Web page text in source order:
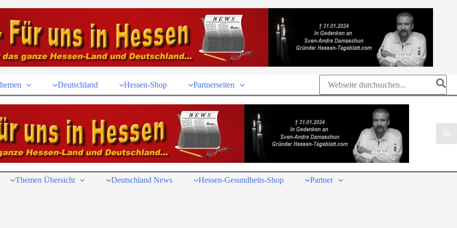
Deutschland Hessen-Shop Partnerseiten
Search
for:
Themen Übersicht Deutschland News Hessen-Gesundheits-Shop
Partner